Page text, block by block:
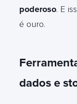
poderoso. E
é ouro.
dados e